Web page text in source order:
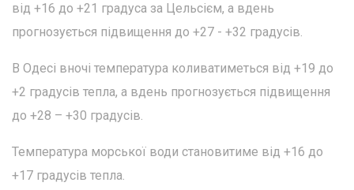
від +16 до +21 градуса за Цельсієм, а вдень
прогнозується підвищення до +27 - +32 градусів.
В Одесі вночі температура коливатиметься від +19 до
+2 градусів тепла, а вдень прогнозується підвищення
до +28 – +30 градусів.
Температура морської води становитиме від +16 до
+17 градусів тепла.